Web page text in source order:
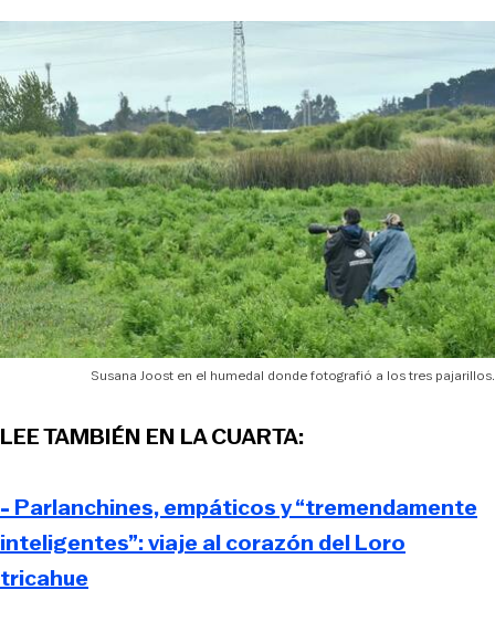
Susana Joost en el humedal donde fotografió a los tres pajarillos.
LEE TAMBIÉN EN LA CUARTA:
- Parlanchines, empáticos y “tremendamente
inteligentes”: viaje al corazón del Loro
tricahue